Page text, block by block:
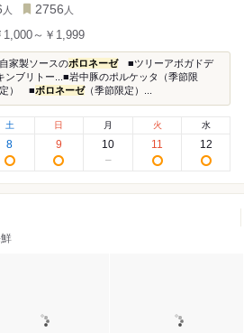
人 2756 人
1,000～￥1,999
家製ソースのボロネーゼ■ツリーアボガドデ
ブリトー...■岩中豚のポルケッタ（季節限
定） ■ボロネーゼ（季節限定）...
土
8
日
9
月
10
火
11
水
12